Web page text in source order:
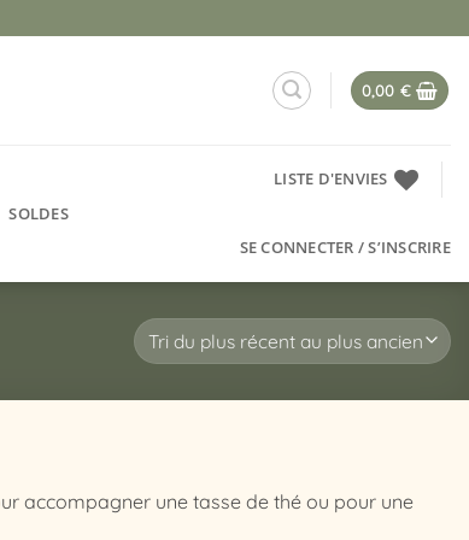
0,00 €
SOLDES
LISTE D'ENVIES
SE CONNECTER / S’INSCRIRE
accompagner une tasse de thé ou pour une